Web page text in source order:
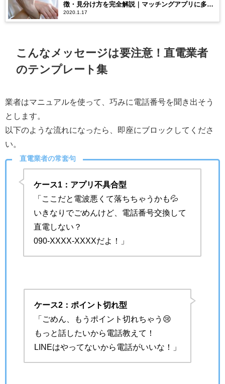
徴・見分け方を完全解説｜マッチングアプリに多い
理由と付き合うリスク
2020.1.17
こんなメッセージは要注意！直電業者
のテンプレート集
業者はマニュアルを使って、巧みに電話番号を聞き出そう
とします。
以下のような流れになったら、即座にブロックしてくださ
い。
直電業者の常套句
ケース1：アプリ不具合型
「ここだと電波悪くて落ちちゃうかも💦
いきなりでごめんけど、電話番号交換して
直電しない？
090-XXXX-XXXXだよ！」
ケース2：ポイント切れ型
「ごめん、もうポイント切れちゃう😢
もっと話したいから電話教えて！
LINEはやってないから電話がいいな！」